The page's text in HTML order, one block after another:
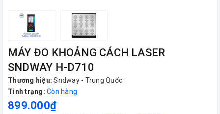
MÁY ĐO KHOẢNG CÁCH LASER
SNDWAY H-D710
Thương hiệu: Sndway - Trung Quốc
Tình trạng: Còn hàng
899.000₫